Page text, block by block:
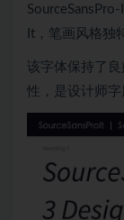
It，笔画风格独
该字体保持了
性，是设计师字